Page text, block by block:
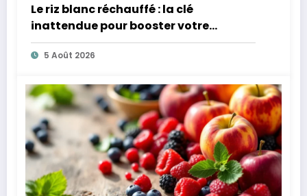
Le riz blanc réchauffé : la clé
inattendue pour booster votre
microbiote
5 Août 2026